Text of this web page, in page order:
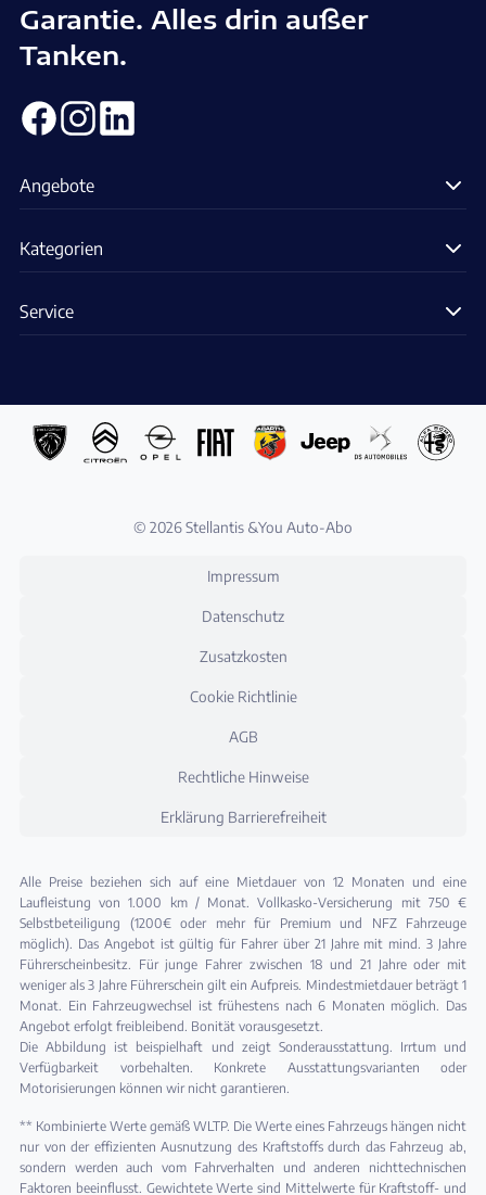
Garantie. Alles drin außer
Tanken.
Angebote
Kategorien
Service
© 2026 Stellantis &You Auto-Abo
Impressum
Datenschutz
Zusatzkosten
Cookie Richtlinie
AGB
Rechtliche Hinweise
Erklärung Barrierefreiheit
Alle Preise beziehen sich auf eine Mietdauer von 12 Monaten und eine
Laufleistung von 1.000 km / Monat. Vollkasko-Versicherung mit 750 €
Selbstbeteiligung (1200€ oder mehr für Premium und NFZ Fahrzeuge
möglich). Das Angebot ist gültig für Fahrer über 21 Jahre mit mind. 3 Jahre
Führerscheinbesitz. Für junge Fahrer zwischen 18 und 21 Jahre oder mit
weniger als 3 Jahre Führerschein gilt ein Aufpreis. Mindestmietdauer beträgt 1
Monat. Ein Fahrzeugwechsel ist frühestens nach 6 Monaten möglich. Das
Angebot erfolgt freibleibend. Bonität vorausgesetzt.
Die Abbildung ist beispielhaft und zeigt Sonderausstattung. Irrtum und
Verfügbarkeit vorbehalten. Konkrete Ausstattungsvarianten oder
Motorisierungen können wir nicht garantieren.
** Kombinierte Werte gemäß WLTP. Die Werte eines Fahrzeugs hängen nicht
nur von der effizienten Ausnutzung des Kraftstoffs durch das Fahrzeug ab,
sondern werden auch vom Fahrverhalten und anderen nichttechnischen
Faktoren beeinflusst. Gewichtete Werte sind Mittelwerte für Kraftstoff- und